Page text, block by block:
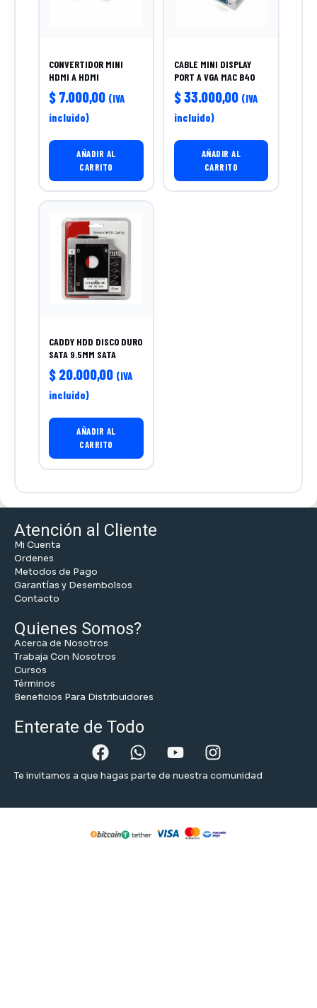
CONVERTIDOR MINI
HDMI A HDMI
$ 7.000,00 (IVA
incluido)
AÑADIR AL
CARRITO
CABLE MINI DISPLAY
PORT A VGA MAC B40
$33.000,00 (IVA
incluido)
AÑADIR AL
CARRITO
CADDY HDD DISCO DURO
SATA 9.5MM SATA
$ 20.000,00 (IVA
incluido)
AÑADIR AL
CARRITO
Atención al Cliente
Mi Cuenta
Ordenes
Metodos de Pago
Garantías y Desembolsos
Contacto
Quienes Somos?
Acerca de Nosotros
Trabaja Con Nosotros
Cursos
Términos
Beneficios Para Distribuidores
Enterate de Todo
Te invitamos a que hagas parte de nuestra comunidad